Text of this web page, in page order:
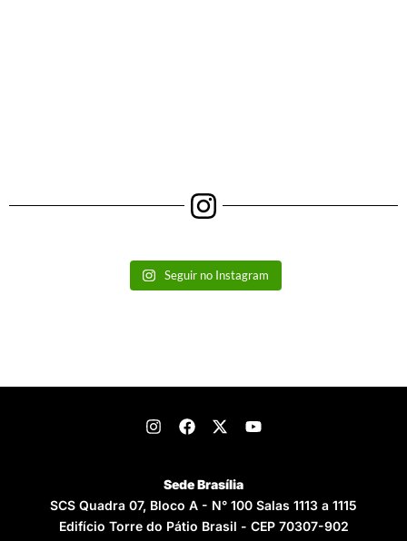
Seguir no Instagram
Sede Brasília
SCS Quadra 07, Bloco A - N° 100 Salas 1113 a 1115
Edifício Torre do Pátio Brasil - CEP 70307-902